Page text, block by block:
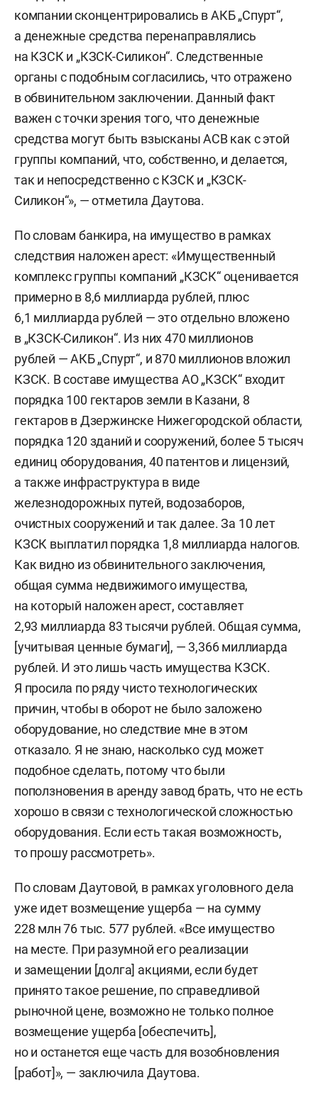
компании сконцентрировались в АКБ „Спурт“,
а денежные средства перенаправлялись
на КЗСК и „КЗСК-Силикон“. Следственные
органы с подобным согласились, что отражено
в обвинительном заключении. Данный факт
важен с точки зрения того, что денежные
средства могут быть взысканы АСВ как с этой
группы компаний, что, собственно, и делается,
так и непосредственно с КЗСК и „КЗСК-
Силикон“», — отметила Даутова.
По словам банкира, на имущество в рамках
следствия наложен арест: «Имущественный
комплекс группы компаний „КЗСК“ оценивается
примерно в 8,6 миллиарда рублей, плюс
6,1 миллиарда рублей — это отдельно вложено
в „КЗСК-Силикон“. Из них 470 миллионов
рублей — АКБ „Спурт“, и 870 миллионов вложил
КЗСК. В составе имущества АО „КЗСК“ входит
порядка 100 гектаров земли в Казани, 8
гектаров в Дзержинске Нижегородской области,
порядка 120 зданий и сооружений, более 5 тысяч
единиц оборудования, 40 патентов и лицензий,
а также инфраструктура в виде
железнодорожных путей, водозаборов,
очистных сооружений и так далее. За 10 лет
КЗСК выплатил порядка 1,8 миллиарда налогов.
Как видно из обвинительного заключения,
общая сумма недвижимого имущества,
на который наложен арест, составляет
2,93 миллиарда 83 тысячи рублей. Общая сумма,
[учитывая ценные бумаги], — 3,366 миллиарда
рублей. И это лишь часть имущества КЗСК.
Я просила по ряду чисто технологических
причин, чтобы в оборот не было заложено
оборудование, но следствие мне в этом
отказало. Я не знаю, насколько суд может
подобное сделать, потому что были
поползновения в аренду завод брать, что не есть
хорошо в связи с технологической сложностью
оборудования. Если есть такая возможность,
то прошу рассмотреть».
По словам Даутовой, в рамках уголовного дела
уже идет возмещение ущерба — на сумму
228 млн 76 тыс. 577 рублей. «Все имущество
на месте. При разумной его реализации
и замещении [долга] акциями, если будет
принято такое решение, по справедливой
рыночной цене, возможно не только полное
возмещение ущерба [обеспечить],
но и останется еще часть для возобновления
[работ]», — заключила Даутова.